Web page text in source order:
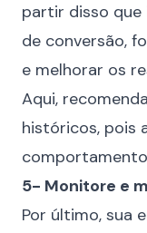
partir disso que
de conversão,
e melhorar os
Aqui,
históricos, pois
5- Monitore e
Por último, sua